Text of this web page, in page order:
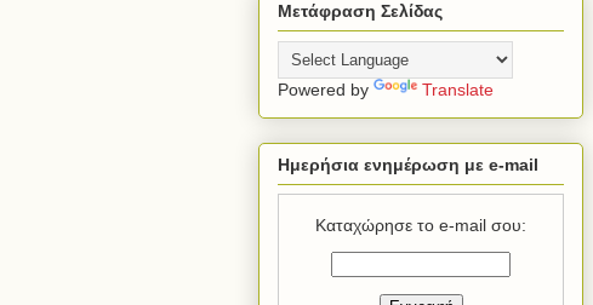
Μετάφραση Σελίδας
Powered by Translate
Ημερήσια ενημέρωση με e-mail
Καταχώρησε το e-mail σου: